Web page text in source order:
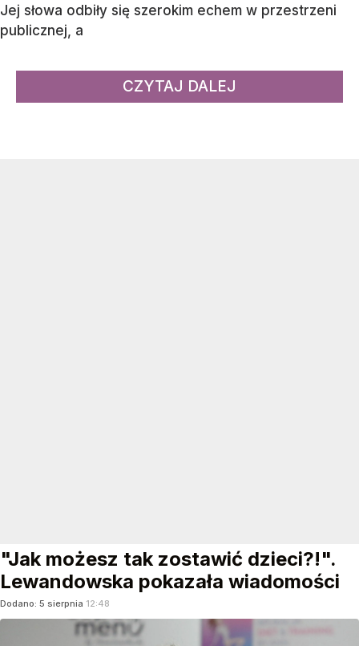
Jej słowa odbiły się szerokim echem w przestrzeni
publicznej, a
CZYTAJ DALEJ
"Jak możesz tak zostawić dzieci?!".
Lewandowska pokazała wiadomości
Dodano: 5 sierpnia 12:48